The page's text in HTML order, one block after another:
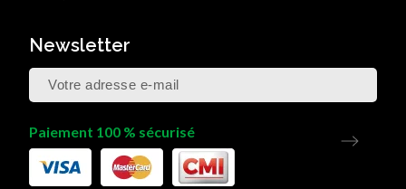
Newsletter
Paiement 100 % sécurisé